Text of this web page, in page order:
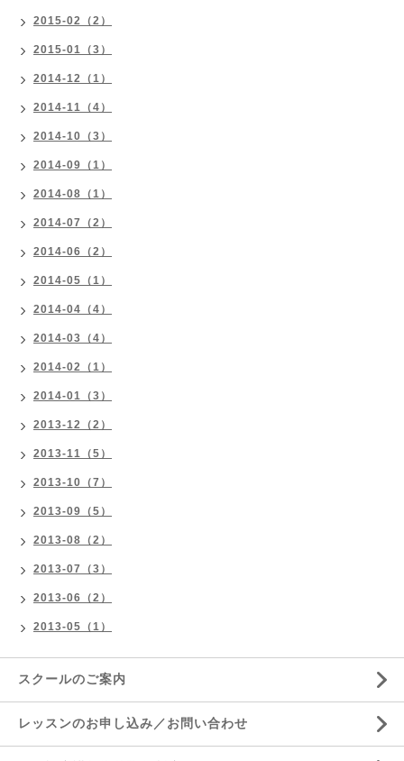
2015-02（2）
2015-01（3）
2014-12（1）
2014-11（4）
2014-10（3）
2014-09（1）
2014-08（1）
2014-07（2）
2014-06（2）
2014-05（1）
2014-04（4）
2014-03（4）
2014-02（1）
2014-01（3）
2013-12（2）
2013-11（5）
2013-10（7）
2013-09（5）
2013-08（2）
2013-07（3）
2013-06（2）
2013-05（1）
スクールのご案内
レッスンのお申し込み／お問い合わせ